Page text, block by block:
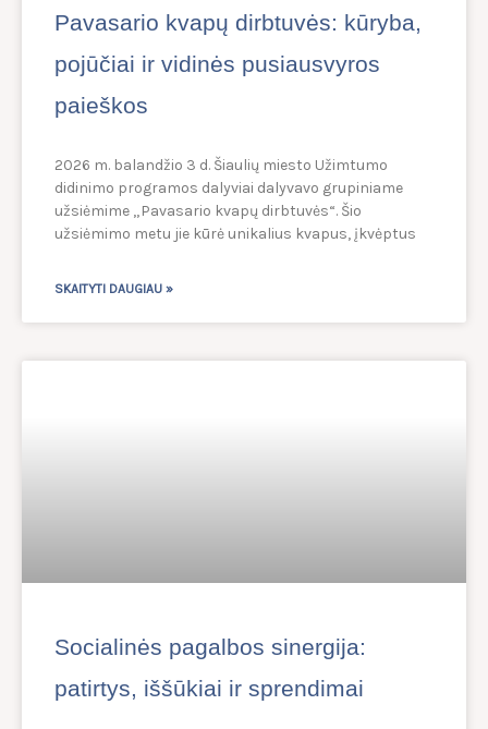
Pavasario kvapų dirbtuvės: kūryba,
pojūčiai ir vidinės pusiausvyros
paieškos
2026 m. balandžio 3 d. Šiaulių miesto Užimtumo
didinimo programos dalyviai dalyvavo grupiniame
užsiėmime „Pavasario kvapų dirbtuvės“. Šio
užsiėmimo metu jie kūrė unikalius kvapus, įkvėptus
SKAITYTI DAUGIAU »
Socialinės pagalbos sinergija:
patirtys, iššūkiai ir sprendimai